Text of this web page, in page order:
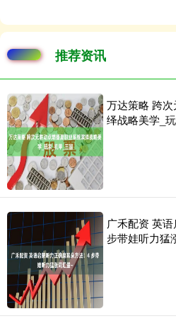
推荐资讯
万达策略 跨
绎战略美学_
广禾配资 英
步带娃听力猛